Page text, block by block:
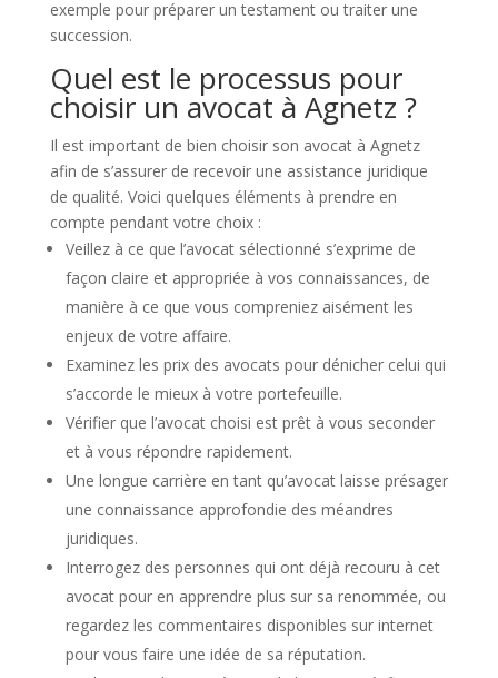
exemple pour préparer un testament ou traiter une
succession.
Quel est le processus pour
choisir un avocat à Agnetz ?
Il est important de bien choisir son avocat à Agnetz
afin de s’assurer de recevoir une assistance juridique
de qualité. Voici quelques éléments à prendre en
compte pendant votre choix :
Veillez à ce que l’avocat sélectionné s’exprime de
façon claire et appropriée à vos connaissances, de
manière à ce que vous compreniez aisément les
enjeux de votre affaire.
Examinez les prix des avocats pour dénicher celui qui
s’accorde le mieux à votre portefeuille.
Vérifier que l’avocat choisi est prêt à vous seconder
et à vous répondre rapidement.
Une longue carrière en tant qu’avocat laisse présager
une connaissance approfondie des méandres
juridiques.
Interrogez des personnes qui ont déjà recouru à cet
avocat pour en apprendre plus sur sa renommée, ou
regardez les commentaires disponibles sur internet
pour vous faire une idée de sa réputation.